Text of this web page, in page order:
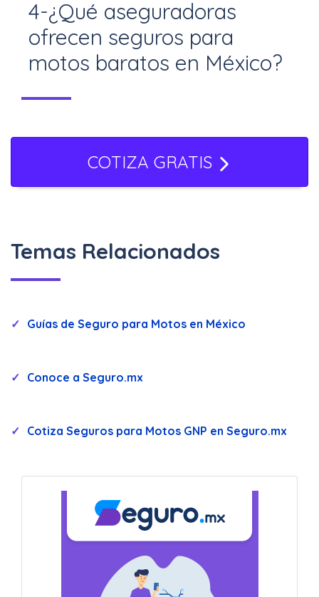
Seguro.mx, contratando solo las
coberturas necesarias, ajustando
deducibles y aprovechando
4-¿Qué aseguradoras
ofrecen seguros para
motos baratos en México?
Mapfre y Seguros Azteca por su
relación costo-beneficio.
COTIZA GRATIS
Temas Relacionados
Guías de Seguro para Motos en México
Conoce a Seguro.mx
Cotiza Seguros para Motos GNP en Seguro.mx